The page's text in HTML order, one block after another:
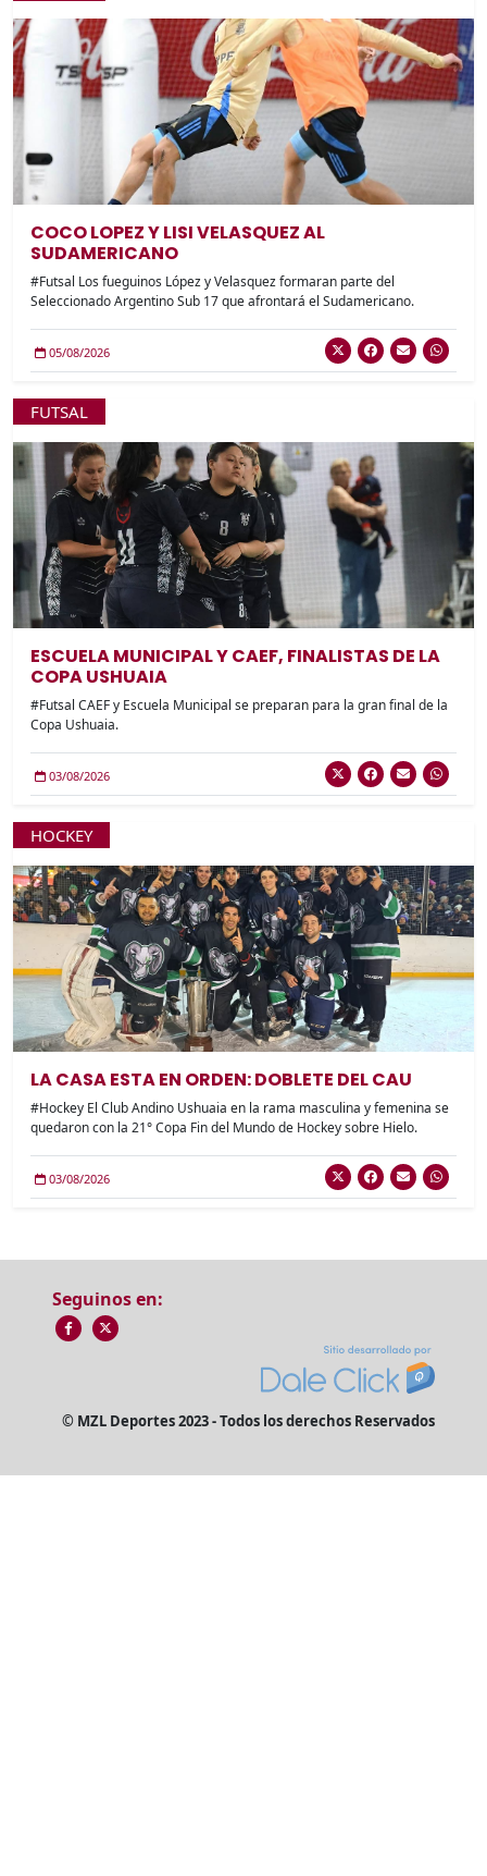
COCO LOPEZ Y LISI VELASQUEZ AL
SUDAMERICANO
#Futsal Los fueguinos López y Velasquez formaran parte del
Seleccionado Argentino Sub 17 que afrontará el Sudamericano.
05/08/2026
FUTSAL
ESCUELA MUNICIPAL Y CAEF, FINALISTAS DE LA
COPA USHUAIA
#Futsal CAEF y Escuela Municipal se preparan para la gran final de la
Copa Ushuaia.
03/08/2026
HOCKEY
LA CASA ESTA EN ORDEN: DOBLETE DEL CAU
#Hockey El Club Andino Ushuaia en la rama masculina y femenina se
quedaron con la 21° Copa Fin del Mundo de Hockey sobre Hielo.
03/08/2026
Seguinos en:
© MZL Deportes 2023 - Todos los derechos Reservados